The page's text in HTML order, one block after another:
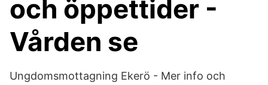
och öppettider -
Vården se
Ungdomsmottagning Ekerö - Mer info och